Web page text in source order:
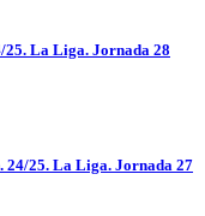
25. La Liga. Jornada 28
24/25. La Liga. Jornada 27